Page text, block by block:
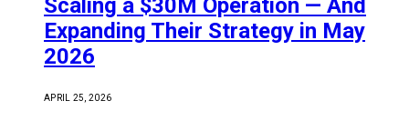
Scaling a $30M Operation — And
Expanding Their Strategy in May
2026
APRIL 25, 2026